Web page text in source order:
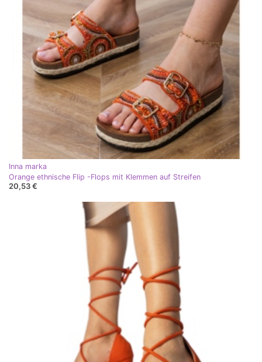
Inna marka
Orange ethnische Flip -Flops mit Klemmen auf Streifen
20,53 €